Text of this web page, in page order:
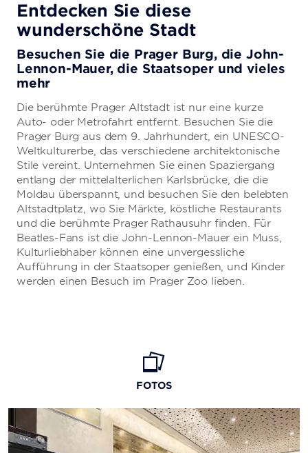
Entdecken Sie diese
wunderschöne Stadt
Besuchen Sie die Prager Burg, die John-
Lennon-Mauer, die Staatsoper und vieles
mehr
Die berühmte Prager Altstadt ist nur eine kurze
Auto- oder Metrofahrt entfernt. Besuchen Sie die
Prager Burg aus dem 9. Jahrhundert, ein UNESCO-
Weltkulturerbe, das verschiedene architektonische
Stile vereint. Unternehmen Sie einen Spaziergang
entlang der mittelalterlichen Karlsbrücke, die die
Moldau überspannt, und besuchen Sie den belebten
Altstadtplatz, wo Sie Märkte, köstliche Restaurants
und die berühmte Prager Rathausuhr finden. Für
Beatles-Fans ist die John-Lennon-Mauer ein Muss,
Kulturliebhaber können eine unvergessliche
Aufführung in der Staatsoper genießen, und Kinder
werden einen Besuch im Prager Zoo lieben.
FOTOS